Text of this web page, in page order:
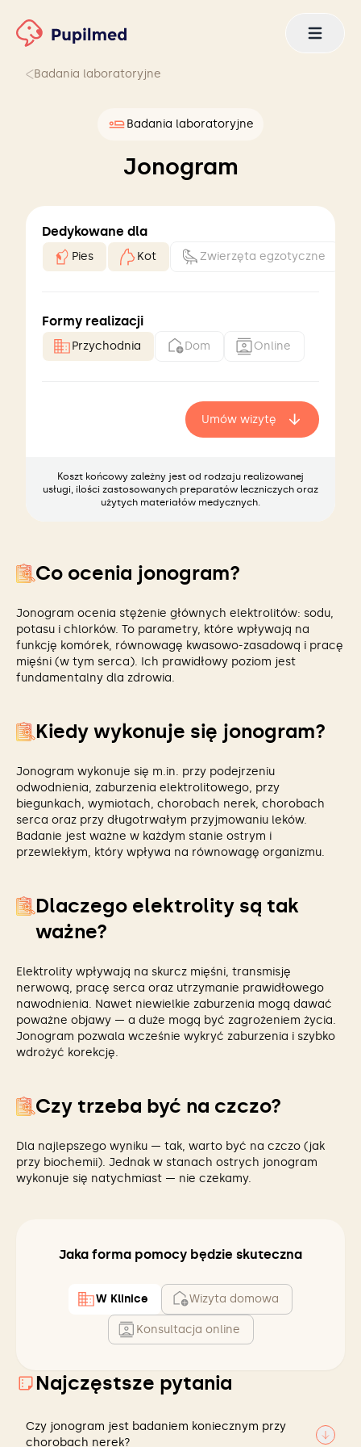
Badania laboratoryjne
Badania laboratoryjne
Jonogram
Dedykowane dla
Pies Kot Zwierzęta egzotyczne
Formy realizacji
Przychodnia Dom Online
Umów wizytę
Koszt końcowy zależny jest od rodzaju realizowanej
usługi, ilości zastosowanych preparatów leczniczych oraz
użytych materiałów medycznych.
Co ocenia jonogram?
Jonogram ocenia stężenie głównych elektrolitów: sodu,
potasu i chlorków. To parametry, które wpływają na
funkcję komórek, równowagę kwasowo-zasadową i pracę
mięśni (w tym serca). Ich prawidłowy poziom jest
fundamentalny dla zdrowia.
Kiedy wykonuje się jonogram?
Jonogram wykonuje się m.in. przy podejrzeniu
odwodnienia, zaburzenia elektrolitowego, przy
biegunkach, wymiotach, chorobach nerek, chorobach
serca oraz przy długotrwałym przyjmowaniu leków.
Badanie jest ważne w każdym stanie ostrym i
przewlekłym, który wpływa na równowagę organizmu.
Dlaczego elektrolity są tak
ważne?
Elektrolity wpływają na skurcz mięśni, transmisję
nerwową, pracę serca oraz utrzymanie prawidłowego
nawodnienia. Nawet niewielkie zaburzenia mogą dawać
poważne objawy — a duże mogą być zagrożeniem życia.
Jonogram pozwala wcześnie wykryć zaburzenia i szybko
wdrożyć korekcję.
Czy trzeba być na czczo?
Dla najlepszego wyniku — tak, warto być na czczo (jak
przy biochemii). Jednak w stanach ostrych jonogram
wykonuje się natychmiast — nie czekamy.
Jaka forma pomocy będzie skuteczna
W Klinice Wizyta domowa
Konsultacja online
Najczęstsze pytania
Czy jonogram jest badaniem koniecznym przy
chorobach nerek?